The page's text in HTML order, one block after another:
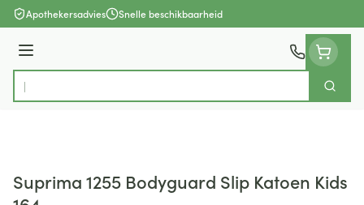
Ga naar de inhoud
Apothekersadvies Snelle beschikbaarheid
Menu
Product, merk, categorie...
Zoek
Suprima 1255 Bodyguard Slip Katoen Kids